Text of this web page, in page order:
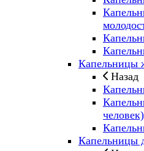
Капельницы
Назад
человек)
Капельницы